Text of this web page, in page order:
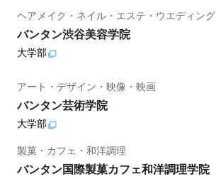
ヘアメイク・ネイル・エステ・ウエディング
バンタン渋谷美容学院
大学部
アート・デザイン・映像・映画
バンタン芸術学院
大学部
製菓・カフェ・和洋調理
バンタン国際製菓カフェ和洋調理学院